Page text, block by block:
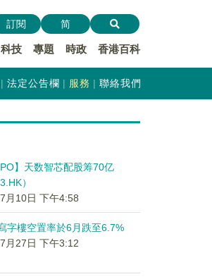
科技 專題 時政 香港百科
訂閱 简
法定公告欄 服務 聯絡我們
】天数智芯配股筹70亿
）
月10日 下午4:58
字樓空置率於6月跌至6.7%
月27日 下午3:12